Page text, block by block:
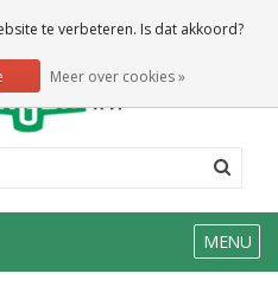
0 Artikelen
MENU
te verbeteren. Is dat akkoord?
Meer over cookies »